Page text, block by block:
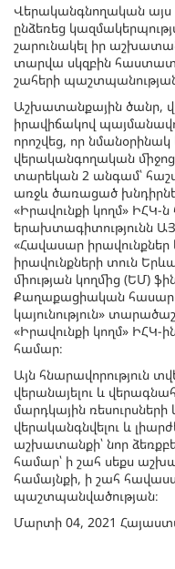
Վերականգնողական այս
ընձեռեց
շարունակել իր
տարվա սկզբին
շահերի
Աշխատանքային ծանր,
իրավիճակով
որոշվեց, որ
վերականգողական
տարեկան 2 անգամ՝
առջև ծառացած
«Իրավունքի կողմ» ԻՀԿ-ն
երախտագիտությունն
«Հավասար
իրավունքների տուն
միության կողմից (ԵՄ)
Քաղաքացիական
կայունություն»
«Իրավունքի կողմ» ԻՀԿ-
համար։
Այն հնարավորություն
վերանայելու և
մարդկային
վերականգնվելու և
աշխատանքի՝ նոր
համար՝ ի շահ սեքս
համայնքի, ի շահ
պաշտպանվածության։
Մարտի 04, 2021